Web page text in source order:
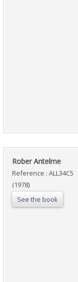
‎Rober Antelme‎
Reference : ALL34C5
(1978)
See the book